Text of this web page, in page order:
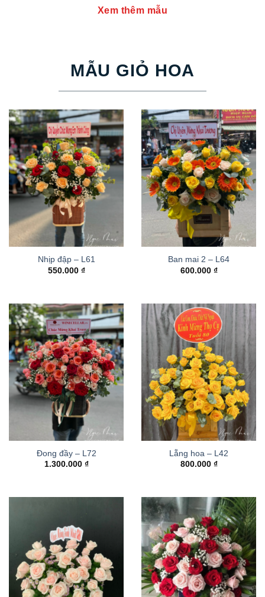
Xem thêm mẫu
MẪU GIỎ HOA
Nhịp đập – L61
550.000 ₫
Ban mai 2 – L64
600.000 ₫
Đong đầy – L72
1.300.000 ₫
Lẵng hoa – L42
800.000 ₫